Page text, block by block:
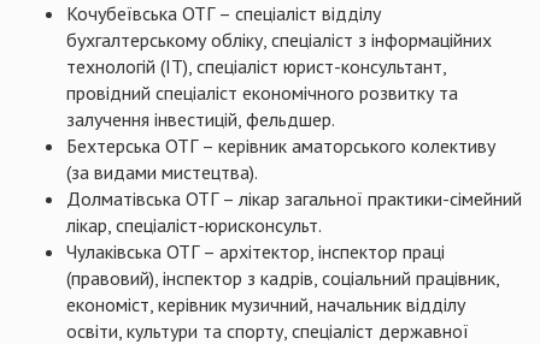
Кочубеївська ОТГ – спеціаліст відділу
бухгалтерському обліку, спеціаліст з інформаційних
технологій (ІТ), спеціаліст юрист-консультант,
провідний спеціаліст економічного розвитку та
залучення інвестицій, фельдшер.
Бехтерська ОТГ – керівник аматорського колективу
(за видами мистецтва).
Долматівська ОТГ – лікар загальної практики-сімейний
лікар, спеціаліст-юрисконсульт.
Чулаківська ОТГ – архітектор, інспектор праці
(правовий), інспектор з кадрів, соціальний працівник,
економіст, керівник музичний, начальник відділу
освіти, культури та спорту, спеціаліст державної